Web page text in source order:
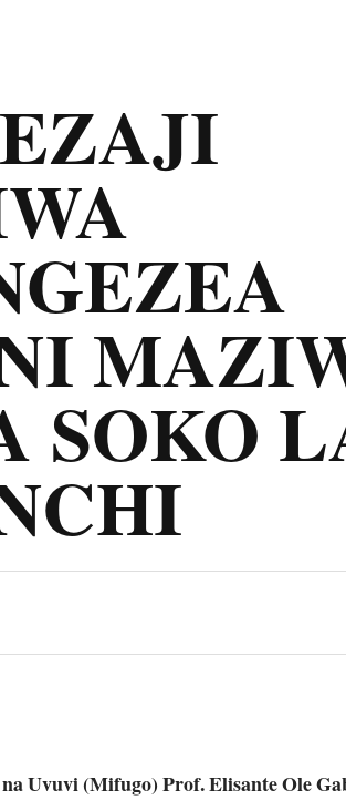
SOKO
Uvuvi (Mifugo) Prof. Elisante Ole